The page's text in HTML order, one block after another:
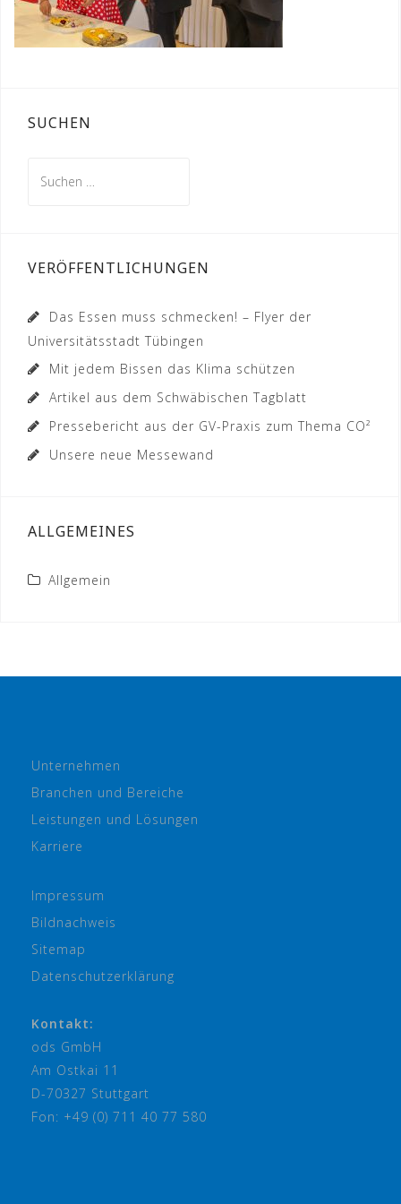
SUCHEN
nach:
VERÖFFENTLICHUNGEN
Das Essen muss schmecken! – Flyer der
Universitätsstadt Tübingen
Mit jedem Bissen das Klima schützen
Artikel aus dem Schwäbischen Tagblatt
Pressebericht aus der GV-Praxis zum Thema CO²
Unsere neue Messewand
ALLGEMEINES
Allgemein
Unternehmen
Branchen und Bereiche
Leistungen und Lösungen
Karriere
Impressum
Bildnachweis
Sitemap
Datenschutzerklärung
Kontakt:
ods GmbH
Am Ostkai 11
D-70327 Stuttgart
Fon: +49 (0) 711 40 77 580